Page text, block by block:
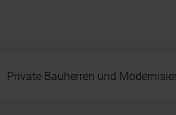
Private Bauherren und